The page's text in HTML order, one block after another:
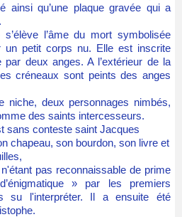
ainsi qu’une plaque gravée qui a
l’âme du mort symbolisée
un petit corps nu. Elle est inscrite
deux anges. A l’extérieur de la
créneaux sont peints des anges
niche, deux personnages nimbés,
des saints intercesseurs.
sans conteste saint Jacques
chapeau, son bourdon, son livre et
pas reconnaissable de prime
» par les premiers
su l'interpréter. Il a ensuite été